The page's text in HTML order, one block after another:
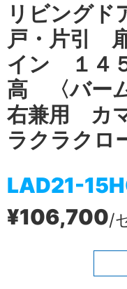
リビング
戸・片引
イン １４
高 〈バー
右兼用 カ
ラクラクロ
LAD21-
¥106,700/